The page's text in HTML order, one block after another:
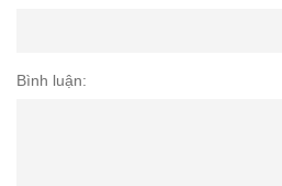
Bình luận: